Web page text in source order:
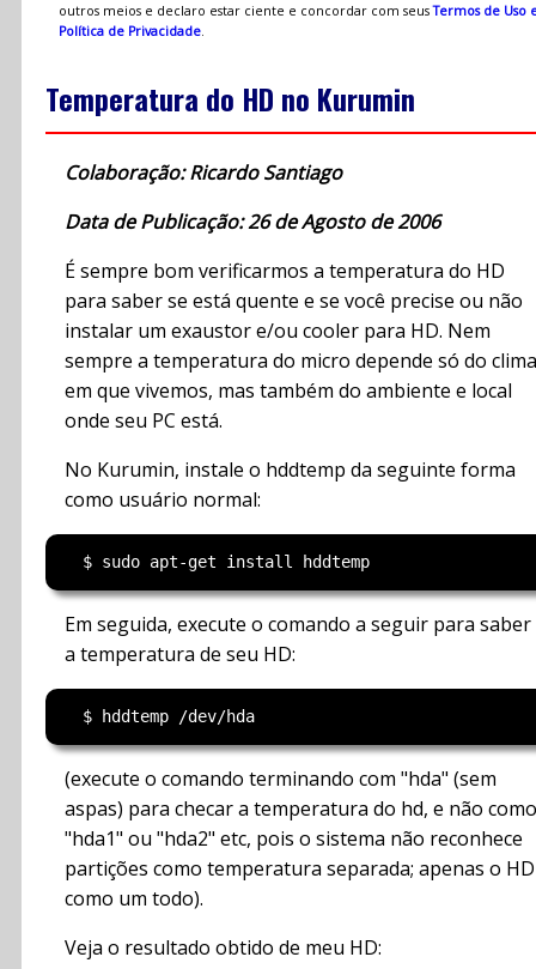
outros meios e declaro estar ciente e concordar com seusTermos de Uso
Política de Privacidade.
Temperatura do HD no Kurumin
Colaboração: Ricardo Santiago
Data de Publicação: 26 de Agosto de 2006
É sempre bom verificarmos a temperatura do HD
para saber se está quente e se você precise ou não
instalar um exaustor e/ou cooler para HD. Nem
sempre a temperatura do micro depende só do clima
em que vivemos, mas também do ambiente e local
onde seu PC está.
No Kurumin, instale o hddtemp da seguinte forma
como usuário normal:
Em seguida, execute o comando a seguir para saber
a temperatura de seu HD:
(execute o comando terminando com "hda" (sem
aspas) para checar a temperatura do hd, e não como
"hda1" ou "hda2" etc, pois o sistema não reconhece
partições como temperatura separada; apenas o HD
como um todo).
Veja o resultado obtido de meu HD: